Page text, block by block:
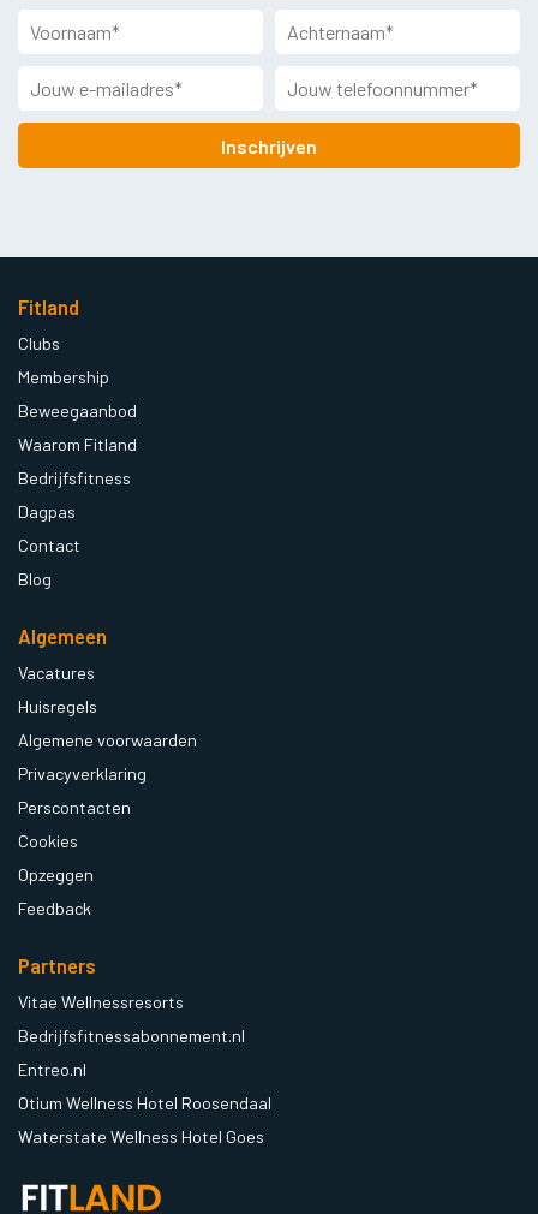
Inschrijven
Fitland
Clubs
Membership
Beweegaanbod
Waarom Fitland
Bedrijfsfitness
Dagpas
Contact
Blog
Algemeen
Vacatures
Huisregels
Algemene voorwaarden
Privacyverklaring
Perscontacten
Cookies
Opzeggen
Feedback
Partners
Vitae Wellnessresorts
Bedrijfsfitnessabonnement.nl
Entreo.nl
Otium Wellness Hotel Roosendaal
Waterstate Wellness Hotel Goes